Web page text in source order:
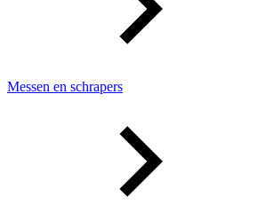
Messen en schrapers